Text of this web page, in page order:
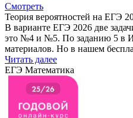
Смотреть
Теория вероятностей на ЕГЭ
В варианте ЕГЭ 2026 две
это №4 и №5. По заданию 5 в
материалов. Но в нашем
Читать далее
ЕГЭ Математика